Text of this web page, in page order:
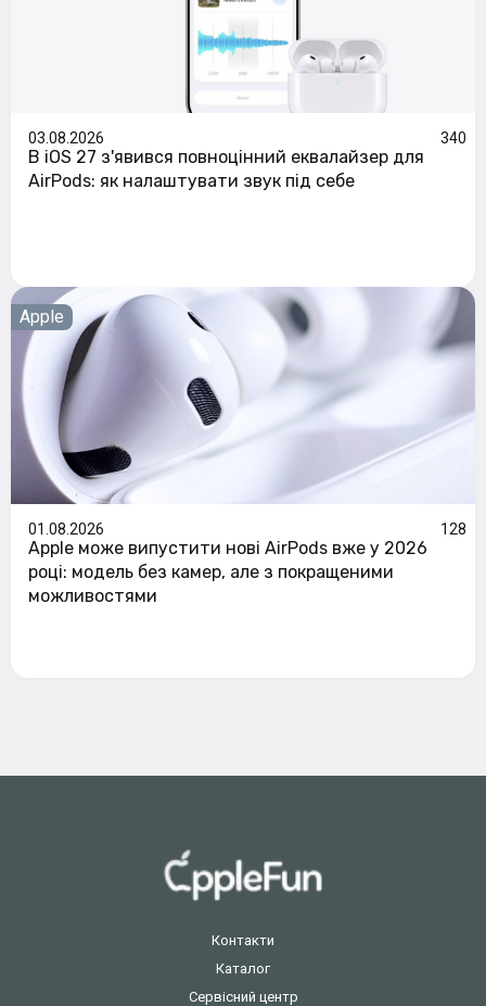
03.08.2026 340
В iOS 27 з'явився повноцінний еквалайзер для
AirPods: як налаштувати звук під себе
Apple
01.08.2026 128
Apple може випустити нові AirPods вже у 2026
році: модель без камер, але з покращеними
можливостями
Контакти
Каталог
Сервісний центр